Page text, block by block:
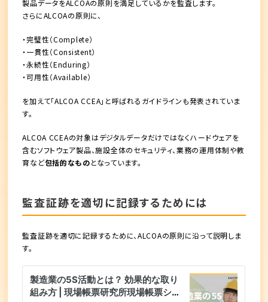
製品データをALCOAの原則を満足しているかを監査します。
さらにALCOAの原則に、
・完璧性（Complete）
・一貫性（Consistent）
・永続性（Enduring）
・可用性（Available）
を加えて「ALCOA CCEA」 と呼ばれるガイドラインも発表されていま
す。
ALCOA CCEAの対象はデジタルデータだけではなくハードウェアを
含むソフトウェア製品、施設全体のセキュリティ、業務の運用体制や教
育など包括的なものとなっています。
監査証跡を適切に記録するためには
監査証跡を適切に記録するために、ALCOAの原則に沿って説明しま
す。